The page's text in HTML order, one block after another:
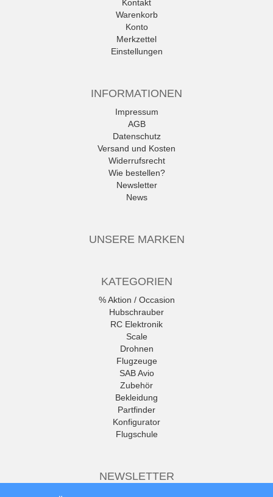
Kontakt
Warenkorb
Konto
Merkzettel
Einstellungen
INFORMATIONEN
Impressum
AGB
Datenschutz
Versand und Kosten
Widerrufsrecht
Wie bestellen?
Newsletter
News
UNSERE MARKEN
KATEGORIEN
% Aktion / Occasion
Hubschrauber
RC Elektronik
Scale
Drohnen
Flugzeuge
SAB Avio
Zubehör
Bekleidung
Partfinder
Konfigurator
Flugschule
NEWSLETTER